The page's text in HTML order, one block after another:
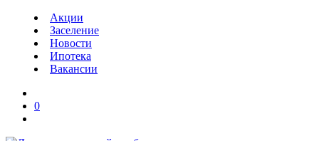
Акции
Заселение
Новости
Ипотека
Вакансии
0